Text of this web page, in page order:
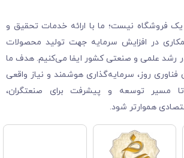
فروشگاه نیست؛ ما با ارائه خدمات تحقیق و
در افزایش سرمایه جهت تولید محصولات
در رشد علمی و صنعتی کشور ایفا می‌کنیم. هدف ما
روز، سرمایه‌گذاری هوشمند و نیاز واقعی
مسیر توسعه و پیشرفت برای صنعتگران،
هموارتر شود.